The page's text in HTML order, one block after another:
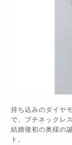
持ち込みのダイヤ
で、プチネックレ
結婚後初の奥様の
ト。